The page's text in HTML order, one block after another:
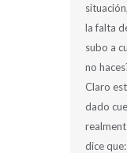
la falta
subo a
no
Claro
dado
dice